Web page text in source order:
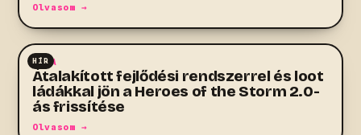
Olvasom →
HÍR
MOBA
Átalakított fejlődési rendszerrel és loot
ládákkal jön a Heroes of the Storm 2.0-
ás frissítése
Olvasom →